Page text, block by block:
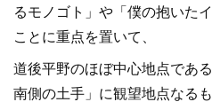
るモノゴト」や「僕の抱いた
ことに重点を置いて、
道後平野のほぼ中心地点であ
南側の土手」に観望地点なる